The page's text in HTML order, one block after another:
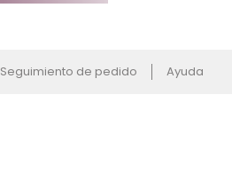
Seguimiento de pedido Ayuda